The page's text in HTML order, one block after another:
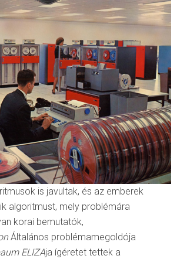
is javultak, és az emberek
algoritmust, mely problémára
korai bemutatók,
Általános problémamegoldója
ELIZAja ígéretet tettek a